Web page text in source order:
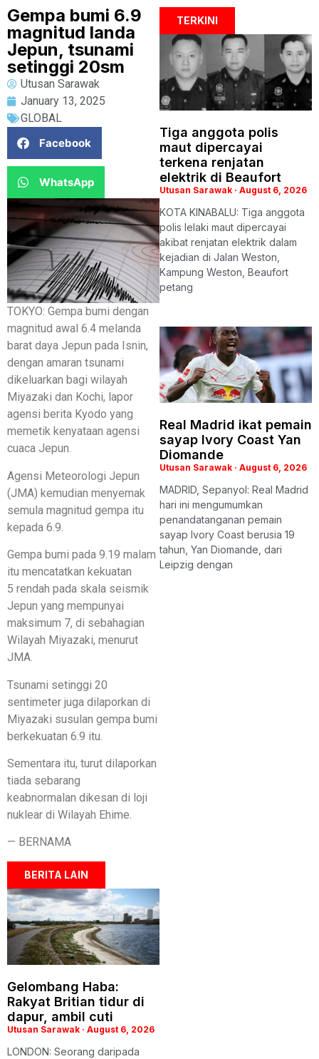
Gempa bumi 6.9
magnitud landa
Jepun, tsunami
setinggi 20sm
Utusan Sarawak
January 13, 2025
GLOBAL
Facebook
WhatsApp
TOKYO: Gempa bumi dengan
magnitud awal 6.4 melanda
barat daya Jepun pada Isnin,
dengan amaran tsunami
dikeluarkan bagi wilayah
Miyazaki dan Kochi, lapor
agensi berita Kyodo yang
memetik kenyataan agensi
cuaca Jepun.
Agensi Meteorologi Jepun
(JMA) kemudian menyemak
semula magnitud gempa itu
kepada 6.9.
Gempa bumi pada 9.19 malam
itu mencatatkan kekuatan
5 rendah pada skala seismik
Jepun yang mempunyai
maksimum 7, di sebahagian
Wilayah Miyazaki, menurut
JMA.
Tsunami setinggi 20
sentimeter juga dilaporkan di
Miyazaki susulan gempa bumi
berkekuatan 6.9 itu.
Sementara itu, turut dilaporkan
tiada sebarang
keabnormalan dikesan di loji
nuklear di Wilayah Ehime.
— BERNAMA
BERITA LAIN
Gelombang Haba:
Rakyat Britian tidur di
dapur, ambil cuti
Utusan Sarawak August 6, 2026
LONDON: Seorang daripada
TERKINI
Tiga anggota polis
maut dipercayai
terkena renjatan
elektrik di Beaufort
Utusan Sarawak August 6, 2026
KOTA KINABALU: Tiga anggota
polis lelaki maut dipercayai
akibat renjatan elektrik dalam
kejadian di Jalan Weston,
Kampung Weston, Beaufort
petang
Real Madrid ikat pemain
sayap Ivory Coast Yan
Diomande
Utusan Sarawak August 6, 2026
MADRID, Sepanyol: Real Madrid
hari ini mengumumkan
penandatanganan pemain
sayap Ivory Coast berusia 19
tahun, Yan Diomande, dari
Leipzig dengan